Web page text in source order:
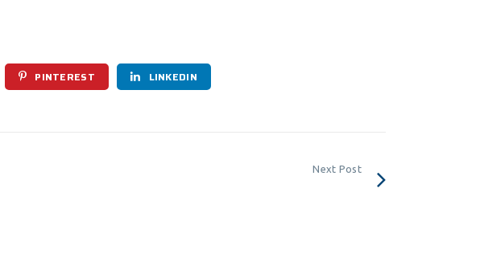
PINTEREST LINKEDIN
Next Post